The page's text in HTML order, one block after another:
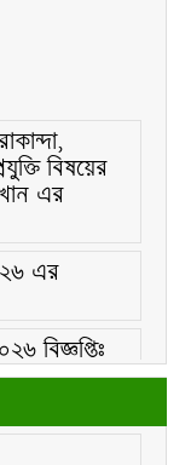
বিষয়ের
এর
এর
বিজ্ঞপ্তিঃ
দিবস ও